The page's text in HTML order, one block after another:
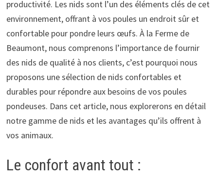
productivité. Les nids sont l’un des éléments clés de cet
environnement, offrant à vos poules un endroit sûr et
confortable pour pondre leurs œufs. À la Ferme de
Beaumont, nous comprenons l’importance de fournir
des nids de qualité à nos clients, c’est pourquoi nous
proposons une sélection de nids confortables et
durables pour répondre aux besoins de vos poules
pondeuses. Dans cet article, nous explorerons en détail
notre gamme de nids et les avantages qu’ils offrent à
vos animaux.
Le confort avant tout :